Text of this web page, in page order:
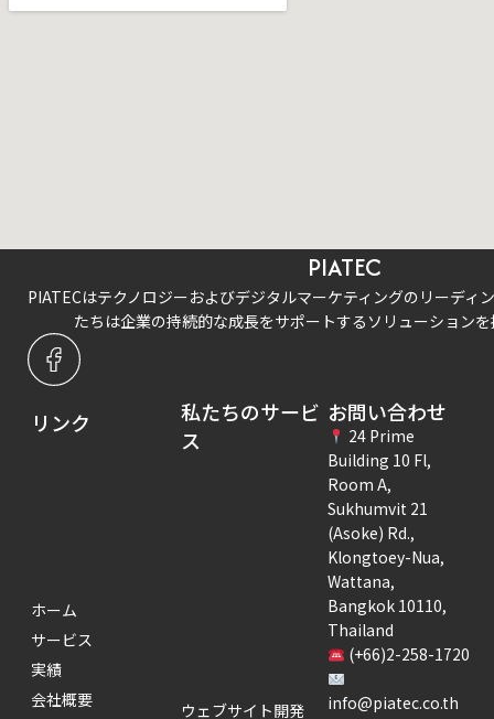
PIATEC
PIATECはテクノロジーおよびデジタルマーケティングのリーディ
たちは企業の持続的な成長をサポートするソリューション
リンク
ホーム
サービス
実績
会社概要
私たちのサービ
ス
ウェブサイト開発
お問い合わせ
24 Prime
Building 10 Fl,
Room A,
Sukhumvit 21
(Asoke) Rd.,
Klongtoey-Nua,
Wattana,
Bangkok 10110,
Thailand
(+66)2-258-1720
info@piatec.co.th